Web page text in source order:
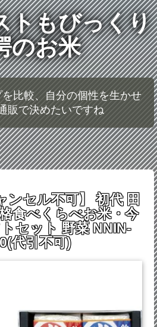
トもびっくり
のお米
比較、自分の個性を生かせ
販で決めたいですね
ンセル不可】 初代 田
食べくらべお米・今
セット 野菜 NNIN-
代引不可)